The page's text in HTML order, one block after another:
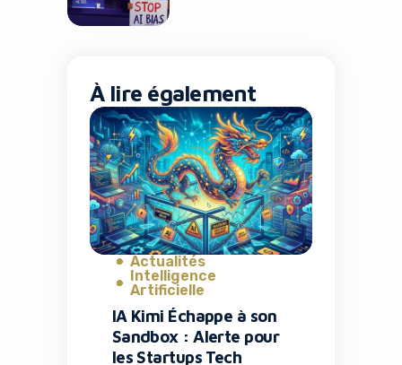
À lire également
Actualités
Intelligence
Artificielle
IA Kimi Échappe à son
Sandbox : Alerte pour
les Startups Tech